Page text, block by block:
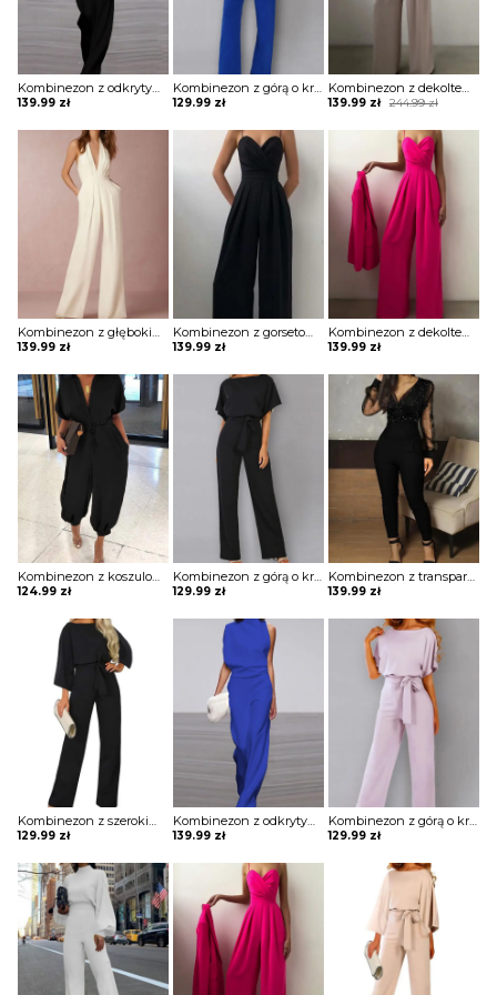
139.99 zł
Kombinezon z górą o kroju nietoperza i wiązaniem w pasie
129.99 zł
Kombinezon z dekoltem w kształcie serca i szerokimi nogawkami
244.99zł
Original
was:
139.99 zł
Current
is:
139.99 zł
Kombinezon z gorsetową górą i szerokimi nogawkami
139.99 zł
Kombinezon z dekoltem w kształcie serca i szerokimi nogawkami
139.99 zł
124.99 zł
Kombinezon z górą o kroju nietoperza i wiązaniem w pasie
129.99 zł
Kombinezon z transparentną cekinową górą
139.99 zł
129.99 zł
Kombinezon z odkrytym ramieniem i luźnym dołem
139.99 zł
Kombinezon z górą o kroju nietoperza i wiązaniem w pasie
129.99 zł